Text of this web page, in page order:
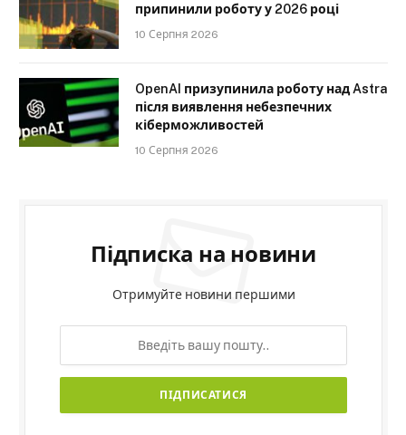
припинили роботу у 2026 році
10 Серпня 2026
OpenAI призупинила роботу над Astra
після виявлення небезпечних
кіберможливостей
10 Серпня 2026
Підписка на новини
Отримуйте новини першими